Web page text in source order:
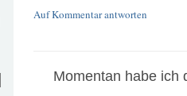
Auf Kommentar antworten
Momentan habe ich